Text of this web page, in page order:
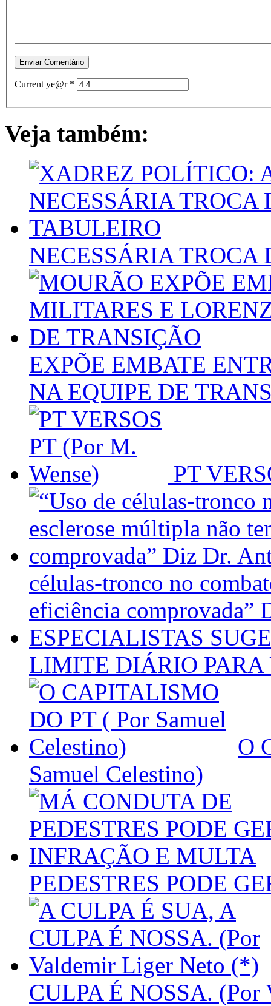
Current ye@r *
Veja também:
NECESSÁRIA TROCA
EXPÕE EMBATE
NA EQUIPE DE
PT
células-tronco no
eficiência comprovada”
ESPECIALISTAS
LIMITE DIÁRIO
O
Samuel Celestino)
PEDESTRES PODE
CULPA É NOSSA.